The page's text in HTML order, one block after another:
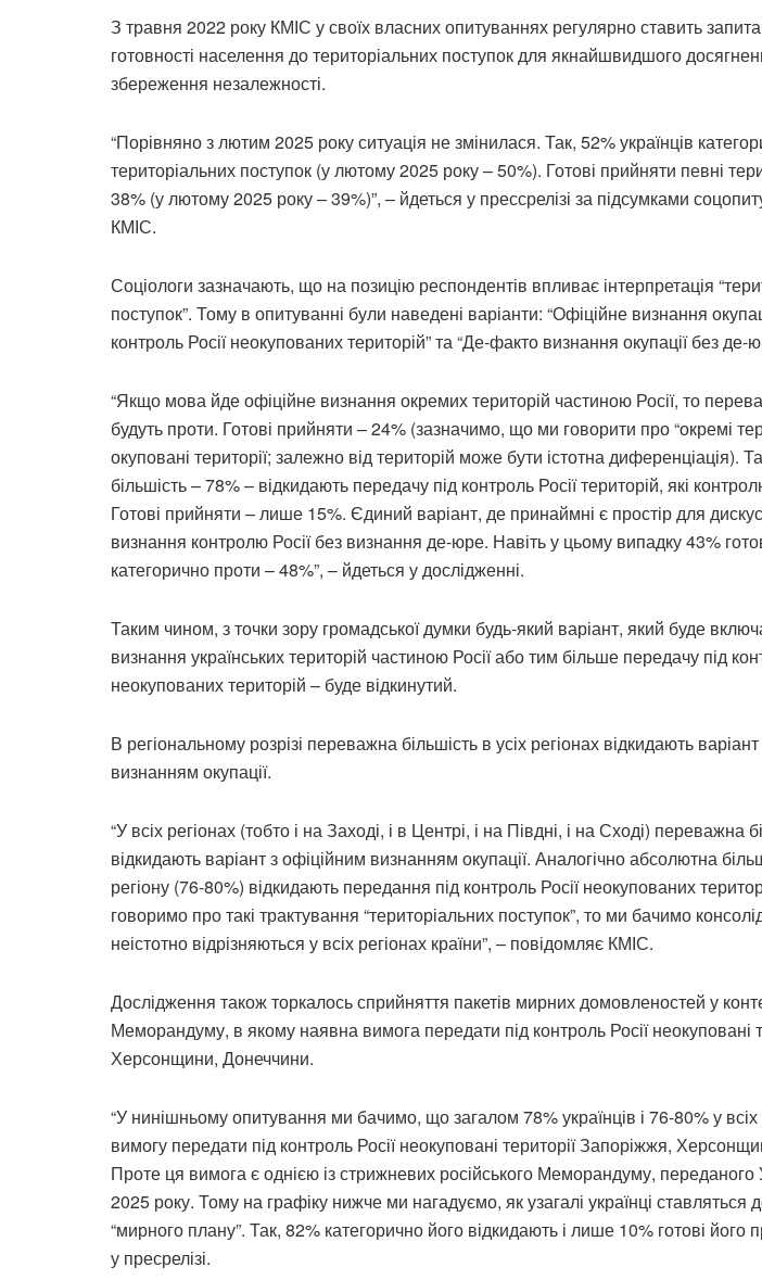
З травня 2022 року КМІС у своїх власних опитуваннях регулярно ставить
готовності населення до територіальних поступок для якнайшвидшого
збереження незалежності.
“Порівняно з лютим 2025 року ситуація не змінилася. Так, 52% українців
територіальних поступок (у лютому 2025 року – 50%). Готові прийняти певні
38% (у лютому 2025 року – 39%)”, – йдеться у прессрелізі за підсумками
КМІС.
Соціологи зазначають, що на позицію респондентів впливає інтерпретація
поступок”. Тому в опитуванні були наведені варіанти: “Офіційне визнання
контроль Росії неокупованих територій” та “Де-факто визнання окупації без де-
“Якщо мова йде офіційне визнання окремих територій частиною Росії, то
будуть проти. Готові прийняти – 24% (зазначимо, що ми говорити про “окремі
окуповані території; залежно від територій може бути істотна диференціація).
більшість – 78% – відкидають передачу під контроль Росії територій, які
Готові прийняти – лише 15%. Єдиний варіант, де принаймні є простір для
визнання контролю Росії без визнання де-юре. Навіть у цьому випадку 43%
категорично проти – 48%”, – йдеться у дослідженні.
Таким чином, з точки зору громадської думки будь-який варіант, який буде
визнання українських територій частиною Росії або тим більше передачу під
неокупованих територій – буде відкинутий.
В регіональному розрізі переважна більшість в усіх регіонах відкидають
визнанням окупації.
“У всіх регіонах (тобто і на Заході, і в Центрі, і на Півдні, і на Сході) переважна
відкидають варіант з офіційним визнанням окупації. Аналогічно абсолютна
регіону (76-80%) відкидають передання під контроль Росії неокупованих
говоримо про такі трактування “територіальних поступок”, то ми бачимо
неістотно відрізняються у всіх регіонах країни”, – повідомляє КМІС.
Дослідження також торкалось сприйняття пакетів мирних домовленостей у
Меморандуму, в якому наявна вимога передати під контроль Росії неокуповані
Херсонщини, Донеччини.
“У нинішньому опитування ми бачимо, що загалом 78% українців і 76-80% у всіх
вимогу передати під контроль Росії неокуповані території Запоріжжя,
Проте ця вимога є однією із стрижневих російського Меморандуму, переданого
2025 року. Тому на графіку нижче ми нагадуємо, як узагалі українці ставляться
“мирного плану”. Так, 82% категорично його відкидають і лише 10% готові його
у пресрелізі.